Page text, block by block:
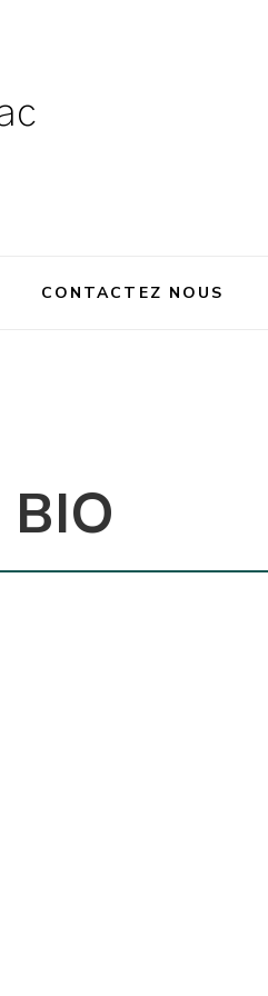
CONTACTEZ NOUS